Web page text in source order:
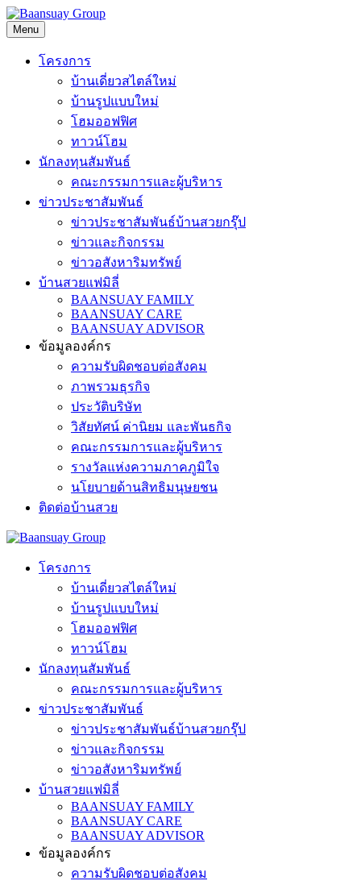
Skip
to
content
Menu
โครงการ
บ้านเดี่ยวสไตล์ใหม่
บ้านรูปแบบใหม่
โฮมออฟฟิศ
ทาวน์โฮม
นักลงทุนสัมพันธ์
คณะกรรมการและผู้บริหาร
ข่าวประชาสัมพันธ์
ข่าวประชาสัมพันธ์บ้านสวยกรุ๊ป
ข่าวและกิจกรรม
ข่าวอสังหาริมทรัพย์
บ้านสวยแฟมิลี่
BAANSUAY FAMILY
BAANSUAY CARE
BAANSUAY ADVISOR
ข้อมูลองค์กร
ความรับผิดชอบต่อสังคม
ภาพรวมธุรกิจ
ประวัติบริษัท
วิสัยทัศน์ ค่านิยม และพันธกิจ
คณะกรรมการและผู้บริหาร
รางวัลแห่งความภาคภูมิใจ
นโยบายด้านสิทธิมนุษยชน
ติดต่อบ้านสวย
โครงการ
บ้านเดี่ยวสไตล์ใหม่
บ้านรูปแบบใหม่
โฮมออฟฟิศ
ทาวน์โฮม
นักลงทุนสัมพันธ์
คณะกรรมการและผู้บริหาร
ข่าวประชาสัมพันธ์
ข่าวประชาสัมพันธ์บ้านสวยกรุ๊ป
ข่าวและกิจกรรม
ข่าวอสังหาริมทรัพย์
บ้านสวยแฟมิลี่
BAANSUAY FAMILY
BAANSUAY CARE
BAANSUAY ADVISOR
ข้อมูลองค์กร
ความรับผิดชอบต่อสังคม